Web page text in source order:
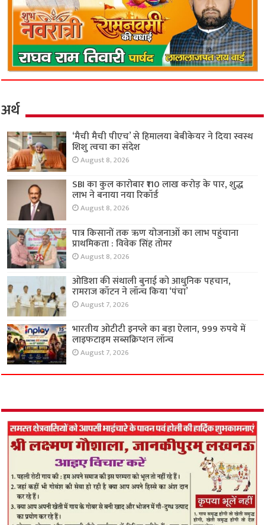
अर्थ
‘मैची मैची पीएच’ से हिमालया बेबीकेयर ने दिया स्वस्थ
शिशु त्वचा का संदेश
August 8, 2026
SBI का कुल कारोबार ₹110 लाख करोड़ के पार, शुद्ध
लाभ ने बनाया नया रिकॉर्ड
August 8, 2026
पात्र किसानों तक ऋण योजनाओं का लाभ पहुंचाना
प्राथमिकता : विवेक सिंह तोमर
August 8, 2026
ओडिशा की संथाली बुनाई को आधुनिक पहचान,
रामराज कॉटन ने लॉन्च किया ‘पंचा’
August 7, 2026
भारतीय ओटीटी इनप्ले का बड़ा ऐलान, 999 रुपये में
लाइफटाइम सब्सक्रिप्शन लॉन्च
August 7, 2026